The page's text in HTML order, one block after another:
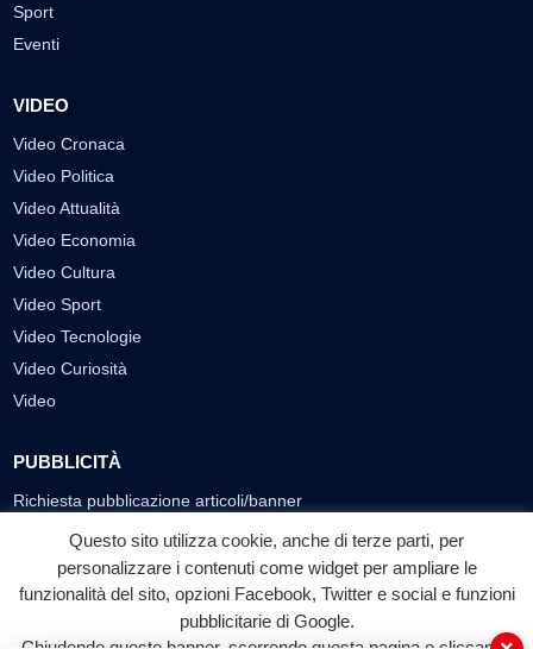
Sport
Eventi
VIDEO
Video Cronaca
Video Politica
Video Attualità
Video Economia
Video Cultura
Video Sport
Video Tecnologie
Video Curiosità
Video
PUBBLICITÀ
Richiesta pubblicazione articoli/banner
SEGUICI SUI SOCIAL
f
Facebook
◎ ▶
YouTube
Questo sito utilizza cookie, anche di terze parti, per
personalizzare i contenuti come widget per ampliare le
funzionalità del sito, opzioni Facebook, Twitter e social e funzioni
pubblicitarie di Google.